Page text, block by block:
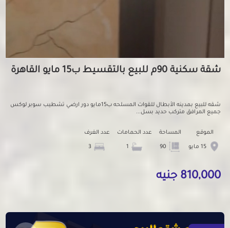
شقة سكنية 90م للبيع بالتقسيط ب15 مايو القاهرة
شقه للبيع بمدينه الأبطال للقوات المسلحه ب15مايو دور ارضي تشطيب سوبر لوكس
جميع المرافق متركب حديد بسل...
الموقع المساحة عدد الحمامات عدد الغرف
810,000 جنيه